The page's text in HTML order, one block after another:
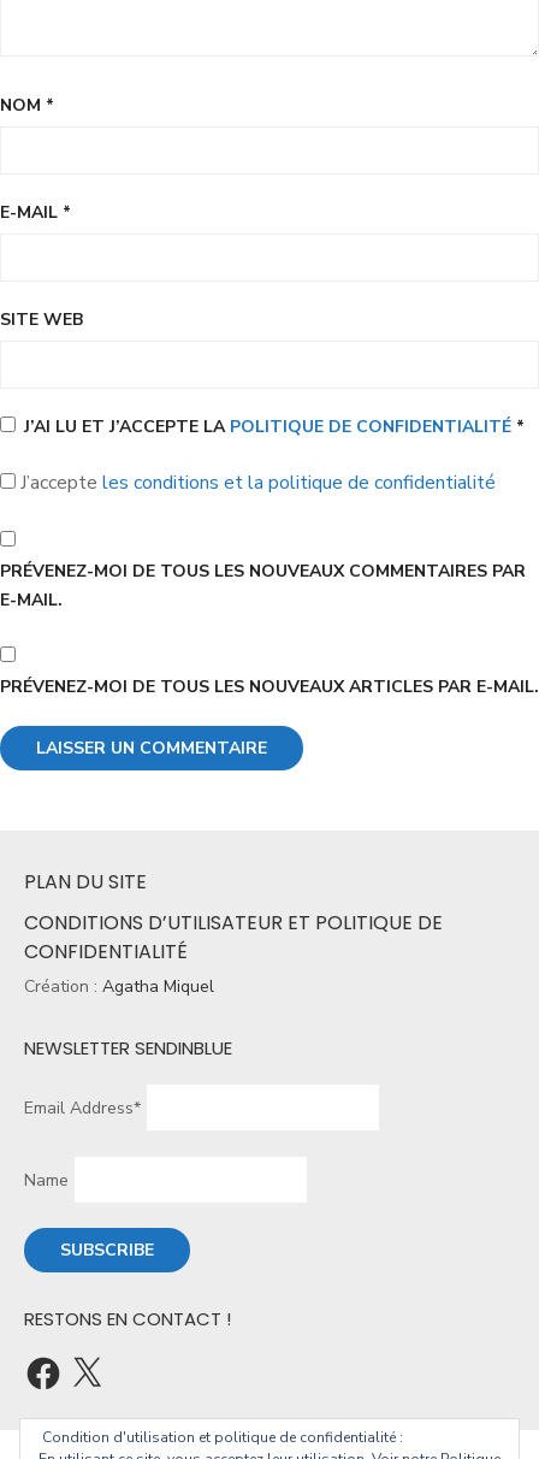
NOM *
E-MAIL *
SITE WEB
J’AI LU ET J’ACCEPTE LA POLITIQUE DE CONFIDENTIALITÉ *
J’accepte les conditions et la politique de confidentialité
PRÉVENEZ-MOI DE TOUS LES NOUVEAUX COMMENTAIRES PAR
E-MAIL.
PRÉVENEZ-MOI DE TOUS LES NOUVEAUX ARTICLES PAR E-MAIL.
PLAN DU SITE
CONDITIONS D’UTILISATEUR ET POLITIQUE DE
CONFIDENTIALITÉ
Création : Agatha Miquel
NEWSLETTER SENDINBLUE
Email Address*
Name
RESTONS EN CONTACT !
Condition d'utilisation et politique de confidentialité :